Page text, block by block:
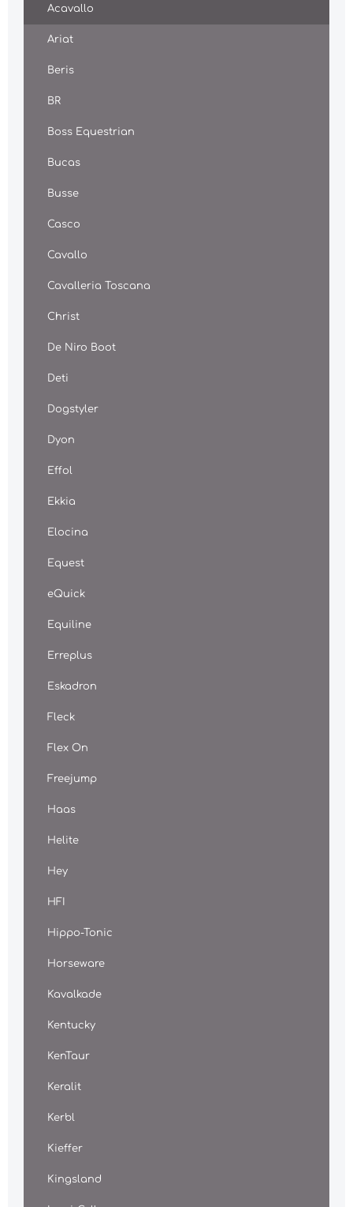
Acavallo
Ariat
Beris
BR
Boss Equestrian
Bucas
Busse
Casco
Cavallo
Cavalleria Toscana
Christ
De Niro Boot
Deti
Dogstyler
Dyon
Effol
Ekkia
Elocina
Equest
eQuick
Equiline
Erreplus
Eskadron
Fleck
Flex On
Freejump
Haas
Helite
Hey
HFI
Hippo-Tonic
Horseware
Kavalkade
Kentucky
KenTaur
Keralit
Kerbl
Kieffer
Kingsland